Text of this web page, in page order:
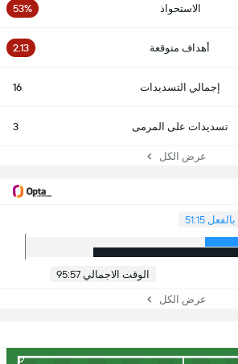
الاستحواذ 53%
أهداف متوقعة 2.13
إجمالي التسديدات 16
تسديدات على المرمى 3
عرض الكل
51:15
الوقت الاجمالي 95:57
عرض الكل